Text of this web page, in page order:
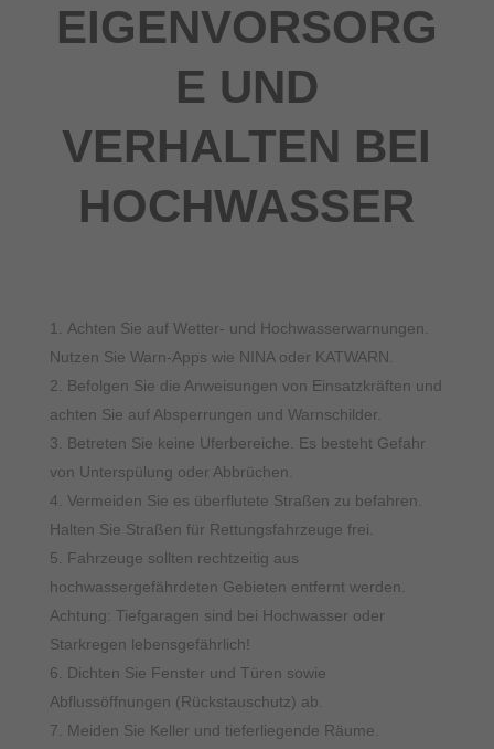
EIGENVORSORG
E UND
VERHALTEN BEI
HOCHWASSER
Achten Sie auf Wetter- und Hochwasserwarnungen.
Nutzen Sie Warn-Apps wie NINA oder KATWARN.
Befolgen Sie die Anweisungen von Einsatzkräften und
achten Sie auf Absperrungen und Warnschilder.
Betreten Sie keine Uferbereiche. Es besteht Gefahr
von Unterspülung oder Abbrüchen.
Vermeiden Sie es überflutete Straßen zu befahren.
Halten Sie Straßen für Rettungsfahrzeuge frei.
Fahrzeuge sollten rechtzeitig aus
hochwassergefährdeten Gebieten entfernt werden.
Achtung: Tiefgaragen sind bei Hochwasser oder
Starkregen lebensgefährlich!
Dichten Sie Fenster und Türen sowie
Abflussöffnungen (Rückstauschutz) ab.
Meiden Sie Keller und tieferliegende Räume.